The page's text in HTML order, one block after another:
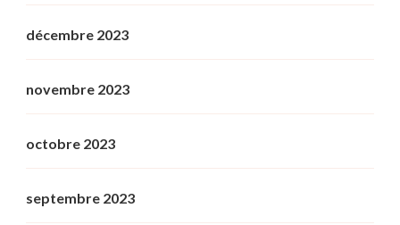
décembre 2023
novembre 2023
octobre 2023
septembre 2023